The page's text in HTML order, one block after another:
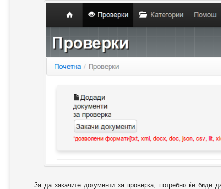
За да закачите документи за проверка, потребно ќе биде